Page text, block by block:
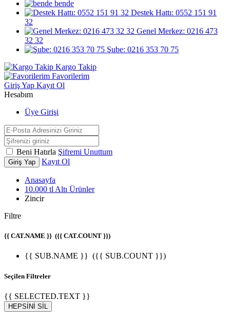
bende
Destek Hattı: 0552 151 91
32
Genel Merkez: 0216 473
32 32
Şube: 0216 353 70 75
Kargo Takip
Favorilerim
Giriş Yap Kayıt Ol
Hesabım
Üye Girişi
Beni Hatırla Şifremi Unuttum
Giriş Yap Kayıt Ol
Anasayfa
10.000 tl Altı Ürünler
Zincir
Filtre
{{ CAT.NAME }} ({{ CAT.COUNT }})
{{ SUB.NAME }} ({{ SUB.COUNT }})
Seçilen Filtreler
{{ SELECTED.TEXT }}
HEPSİNİ SİL